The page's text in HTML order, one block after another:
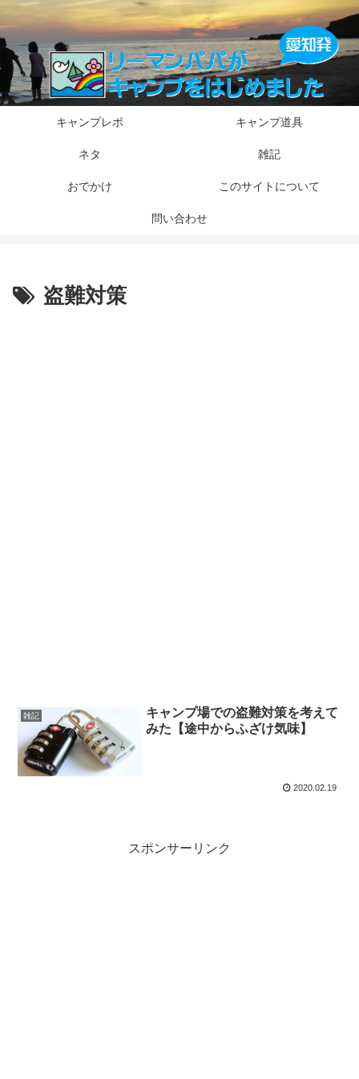
キャンプレポ キャンプ道具
ネタ 雑記
おでかけ このサイトについて
問い合わせ
盗難対策
雑記
キャンプ場での盗難対策を考えて
みた【途中からふざけ気味】
2020.02.19
スポンサーリンク